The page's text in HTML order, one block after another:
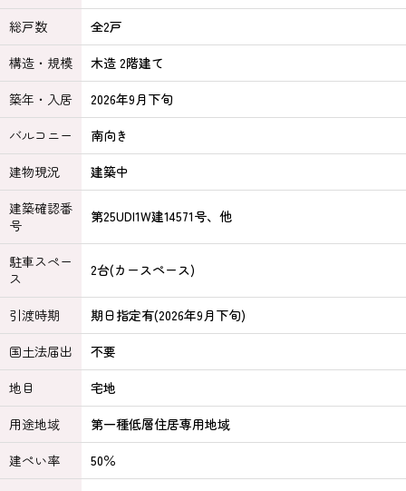
総戸数
全2戸
構造・規模
木造 2階建て
築年・入居
2026年9月下旬
バルコニー
南向き
建物現況
建築中
建築確認番
号
第25UDI1W建14571号、他
駐車スペー
ス
2台(カースペース)
引渡時期
期日指定有(2026年9月下旬)
国土法届出
不要
地目
宅地
用途地域
第一種低層住居専用地域
建ぺい率
50％